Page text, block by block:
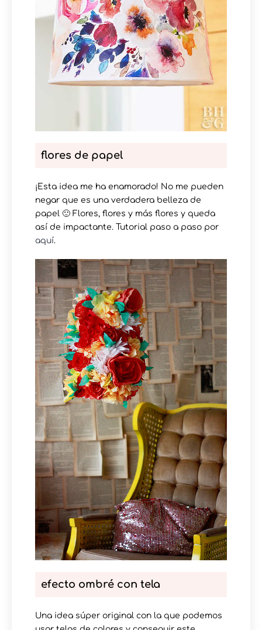
flores de papel
¡Esta idea me ha enamorado! No me pueden
negar que es una verdadera belleza de
papel 🙂 Flores, flores y más flores y queda
así de impactante. Tutorial paso a paso por
aquí.
efecto ombré con tela
Una idea súper original con la que podemos